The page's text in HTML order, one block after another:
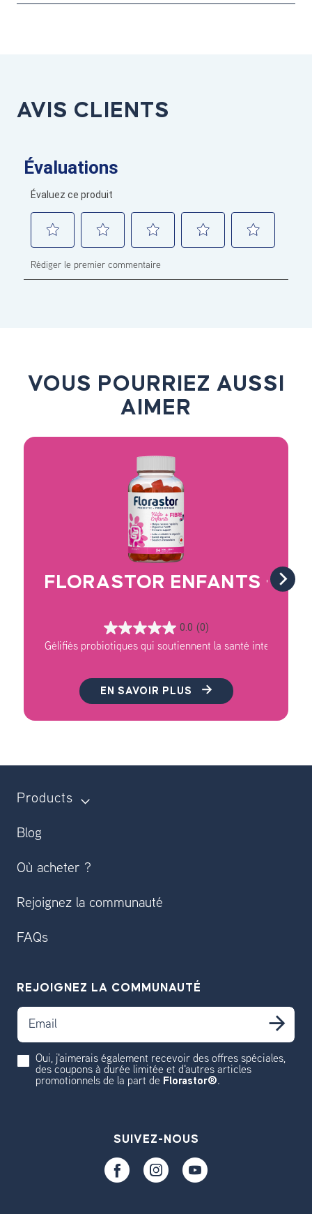
AVIS CLIENTS
VOUS POURRIEZ AUSSI
AIMER
FLORASTOR ENFANTS +
0.0 (0)
EN SAVOIR PLUS
Products
Blog
Où acheter ?
Rejoignez la communauté
FAQs
REJOIGNEZ LA COMMUNAUTÉ
Email
Oui, j'aimerais également recevoir des offres spéciales,
des coupons à durée limitée et d'autres articles
promotionnels de la part de Florastor®.
SUIVEZ-NOUS